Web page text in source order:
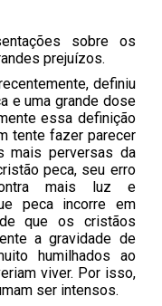
sobre os
prejuízos.
definiu
e uma grande dose
essa definição
tente fazer parecer
mais perversas da
peca, seu erro
mais luz e
peca incorre em
que os cristãos
a gravidade de
humilhados ao
viver. Por isso,
ser intensos.